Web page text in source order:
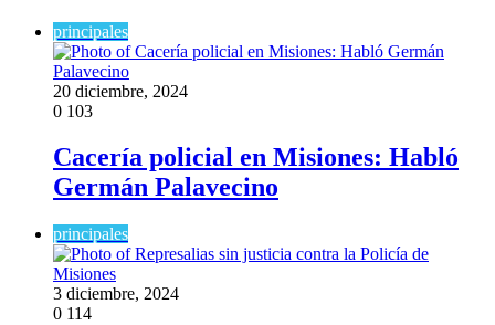
principales
20 diciembre, 2024
0 103
Cacería policial en Misiones: Habló
Germán Palavecino
principales
3 diciembre, 2024
0 114